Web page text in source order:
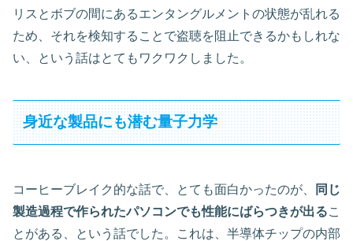
リスとボブの間にあるエンタングルメントの状態が乱れる
ため、それを検知することで盗聴を阻止できるかもしれな
い、という話はとてもワクワクしました。
身近な製品にも潜む量子力学
コーヒーブレイク的な話で、とても面白かったのが、
同じ
製造過程で作られたパソコンでも性能にばらつきが出るこ
とがある、という話でした。これは、半導体チップの内部